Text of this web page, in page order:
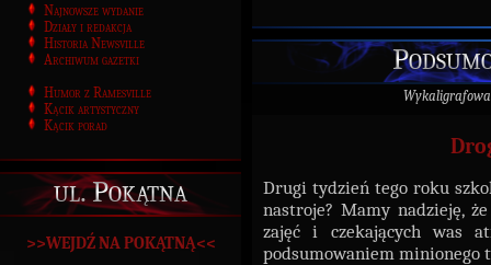
Najnowsze wydanie
Działy i redakcja
Historia Newsville
Archiwum gazetki
Humor z Ramesville
Kącik artystyczny
Kącik porad
ul. Pokątna
>>WEJDŹ NA POKĄTNĄ<<
Drugi tydzień tego roku
nastroje? Mamy nadzieję,
zajęć i czekających was
podsumowaniem minionego